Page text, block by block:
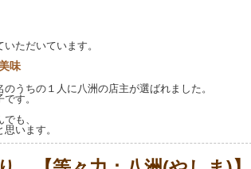
ただいています。
味
うちの１人に八洲の店主が選ばれました。
す。
も、
います。